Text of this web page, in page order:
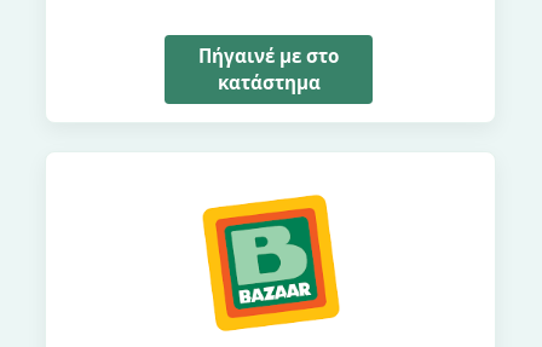
Πήγαινέ με στο
κατάστημα